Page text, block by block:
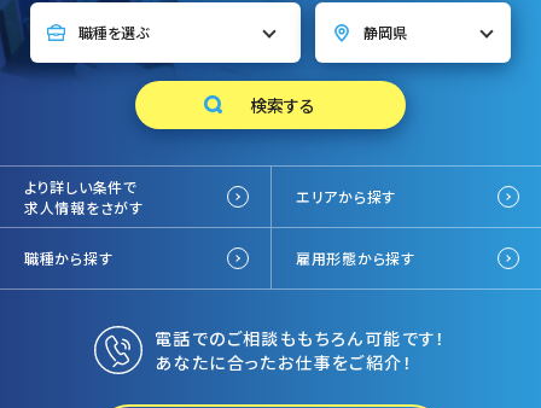
より詳しい条件で
求人情報をさがす
エリアから探す
職種から探す 雇用形態から探す
電話でのご相談ももちろん可能です！
あなたに合ったお仕事をご紹介！